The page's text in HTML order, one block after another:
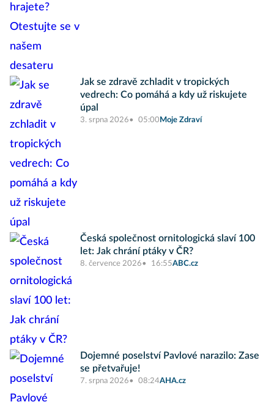
Jak se zdravě zchladit v tropických
vedrech: Co pomáhá a kdy už riskujete
úpal
3. srpna 2026 05:00 Moje Zdraví
Česká společnost ornitologická slaví 100
let: Jak chrání ptáky v ČR?
8. července 2026 16:55ABC.cz
Dojemné poselství Pavlové narazilo: Zase
se přetvařuje!
7. srpna 2026 08:24AHA.cz